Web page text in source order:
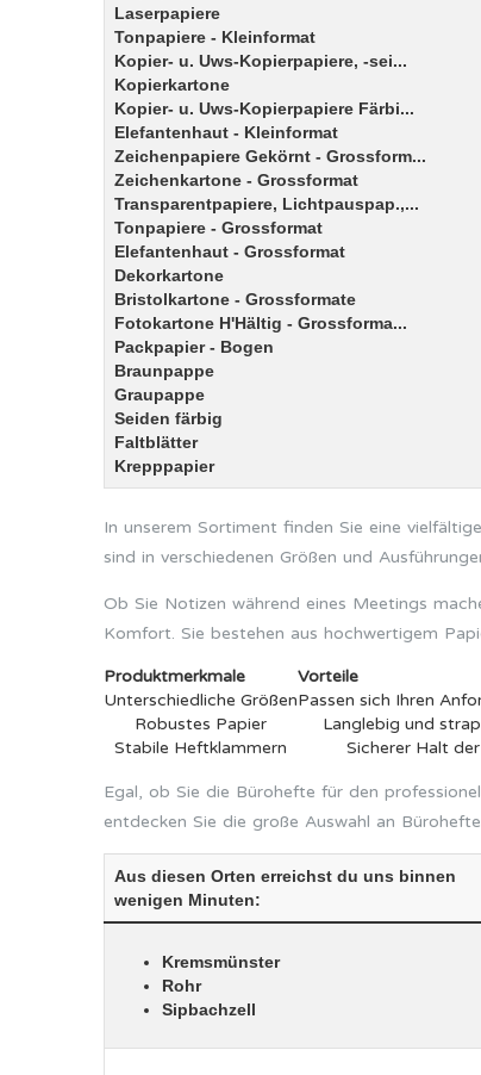
Laserpapiere
Tonpapiere - Kleinformat
Kopier- u. Uws-Kopierpapiere, -sei...
Kopierkartone
Kopier- u. Uws-Kopierpapiere Färbi...
Elefantenhaut - Kleinformat
Zeichenpapiere Gekörnt - Grossform...
Zeichenkartone - Grossformat
Transparentpapiere, Lichtpauspap.,...
Tonpapiere - Grossformat
Elefantenhaut - Grossformat
Dekorkartone
Bristolkartone - Grossformate
Fotokartone H'Hältig - Grossforma...
Packpapier - Bogen
Braunpappe
Graupappe
Seiden färbig
Faltblätter
Krepppapier
In unserem Sortiment finden Sie eine
sind in verschiedenen Größen und
Ob Sie Notizen während eines Meetings
Komfort. Sie bestehen aus hochwertigem
Produktmerkmale
Vorteile
Unterschiedliche GrößenPassen sich Ihren
Robustes Papier
Langlebig und
Stabile Heftklammern
Sicherer Halt
Egal, ob Sie die Bürohefte für den
entdecken Sie die große Auswahl an
Aus diesen Orten erreichst du uns binnen
wenigen Minuten:
Kremsmünster
Rohr
Sipbachzell